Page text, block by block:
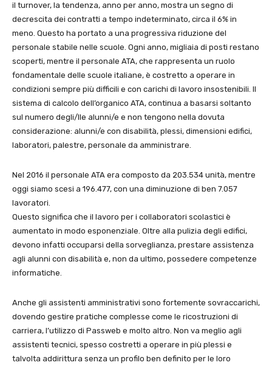
il turnover, la tendenza, anno per anno, mostra un segno di
decrescita dei contratti a tempo indeterminato, circa il 6% in
meno. Questo ha portato a una progressiva riduzione del
personale stabile nelle scuole. Ogni anno, migliaia di posti restano
scoperti, mentre il personale ATA, che rappresenta un ruolo
fondamentale delle scuole italiane, è costretto a operare in
condizioni sempre più difficili e con carichi di lavoro insostenibili. Il
sistema di calcolo dell’organico ATA, continua a basarsi soltanto
sul numero degli/lle alunni/e e non tengono nella dovuta
considerazione: alunni/e con disabilità, plessi, dimensioni edifici,
laboratori, palestre, personale da amministrare.
Nel 2016 il personale ATA era composto da 203.534 unità, mentre
oggi siamo scesi a 196.477, con una diminuzione di ben 7.057
lavoratori.
Questo significa che il lavoro per i collaboratori scolastici è
aumentato in modo esponenziale. Oltre alla pulizia degli edifici,
devono infatti occuparsi della sorveglianza, prestare assistenza
agli alunni con disabilità e, non da ultimo, possedere competenze
informatiche.
Anche gli assistenti amministrativi sono fortemente sovraccarichi,
dovendo gestire pratiche complesse come le ricostruzioni di
carriera, l’utilizzo di Passweb e molto altro. Non va meglio agli
assistenti tecnici, spesso costretti a operare in più plessi e
talvolta addirittura senza un profilo ben definito per le loro